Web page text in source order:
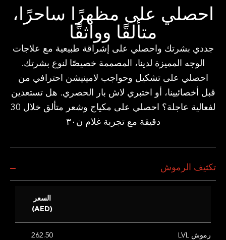
على مظهرًا ساحرًا،
متألقًا وواثقًا
بشرتك واحصلي على إشراقة طبيعية مع علاجات
الوجه المميزة لدينا، المصممة خصيصًا لنوع بشرتك.
احصلي على تشكيل وحواجب لامينيشن احترافي من
أخصائيينا، أو اختبري لاش بار الحصري. هل تستعدين
لفعالية عاجلة؟ احصلي على مكياج وشعر متألق خلال 30
دقيقة مع تجربة غلام ن٣٠
الرموش
السعر
رموش LVL
262.50